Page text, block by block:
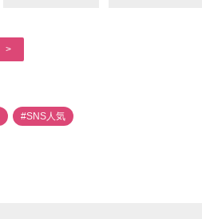
>
#SNS人気